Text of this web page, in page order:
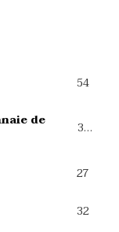
54
de
39
27
32